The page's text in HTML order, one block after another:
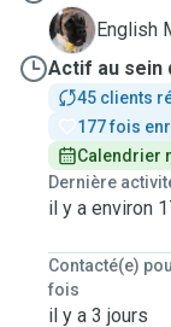
V
English
Actif au sein
45 clients
177 fois
Calendrier
Dernière
il y a environ
Contacté(e)
fois
il y a 3 jours